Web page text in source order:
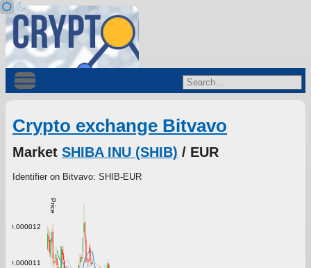
Crypto exchange Bitvavo
Market SHIBA INU (SHIB) / EUR
Identifier on Bitvavo: SHIB-EUR
Price
0.000011
0.000012